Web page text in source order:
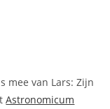
mee van Lars: Zijn
Astronomicum